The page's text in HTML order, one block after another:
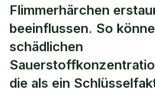
Flimmerhärchen
beeinflussen. So
schädlichen
die als ein